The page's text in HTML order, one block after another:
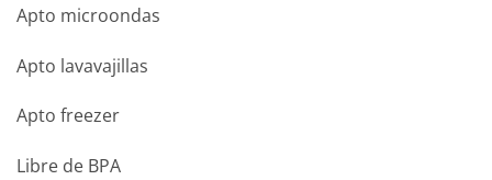
Apto microondas
Apto lavavajillas
Apto freezer
Libre de BPA